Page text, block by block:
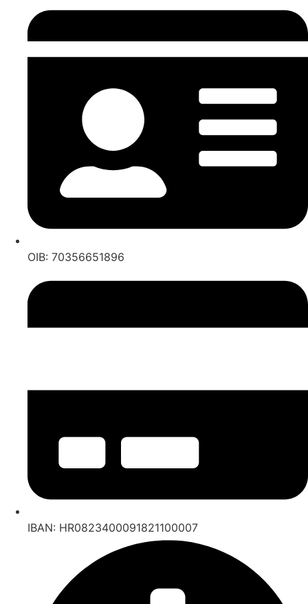
OIB: 70356651896
IBAN: HR0823400091821100007